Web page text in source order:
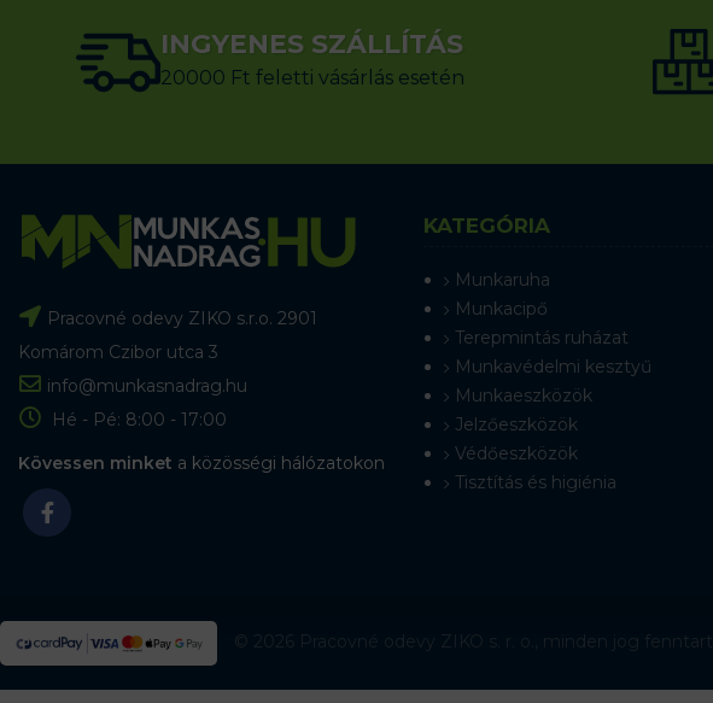
INGYENES SZÁLLÍTÁS
20000 Ft feletti vásárlás esetén
Pracovné odevy ZIKO s.r.o. 2901
Komárom Czibor utca 3
info@munkasnadrag.hu
Hé - Pé: 8:00 - 17:00
Kövessen minket a közösségi hálózatokon
KATEGÓRIA
Munkaruha
Munkacipő
Terepmintás ruházat
Munkavédelmi kesztyű
Munkaeszközök
Jelzőeszközök
Védőeszközök
Tisztítás és higiénia